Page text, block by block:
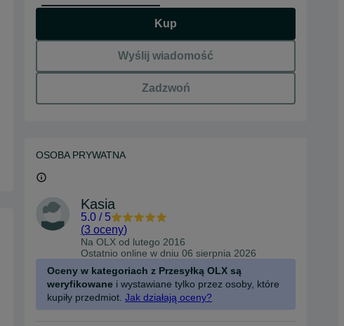
Kup
Wyślij wiadomość
Zadzwoń
OSOBA PRYWATNA
Kasia
5.0 / 5
(3 oceny)
Na OLX od lutego 2016
Ostatnio online w dniu 06 sierpnia 2026
Oceny w kategoriach z Przesyłką OLX są
weryfikowane i wystawiane tylko przez osoby, które
kupiły przedmiot. Jak działają oceny?